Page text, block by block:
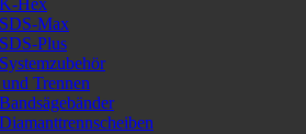
SDS-Max
SDS-Plus
Systemzubehör
Trennen
Bandsägebänder
Diamanttrennscheiben